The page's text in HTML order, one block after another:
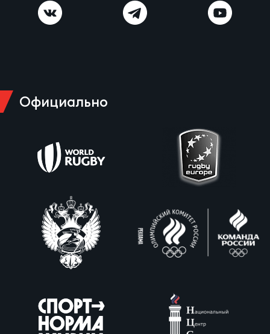
Официально